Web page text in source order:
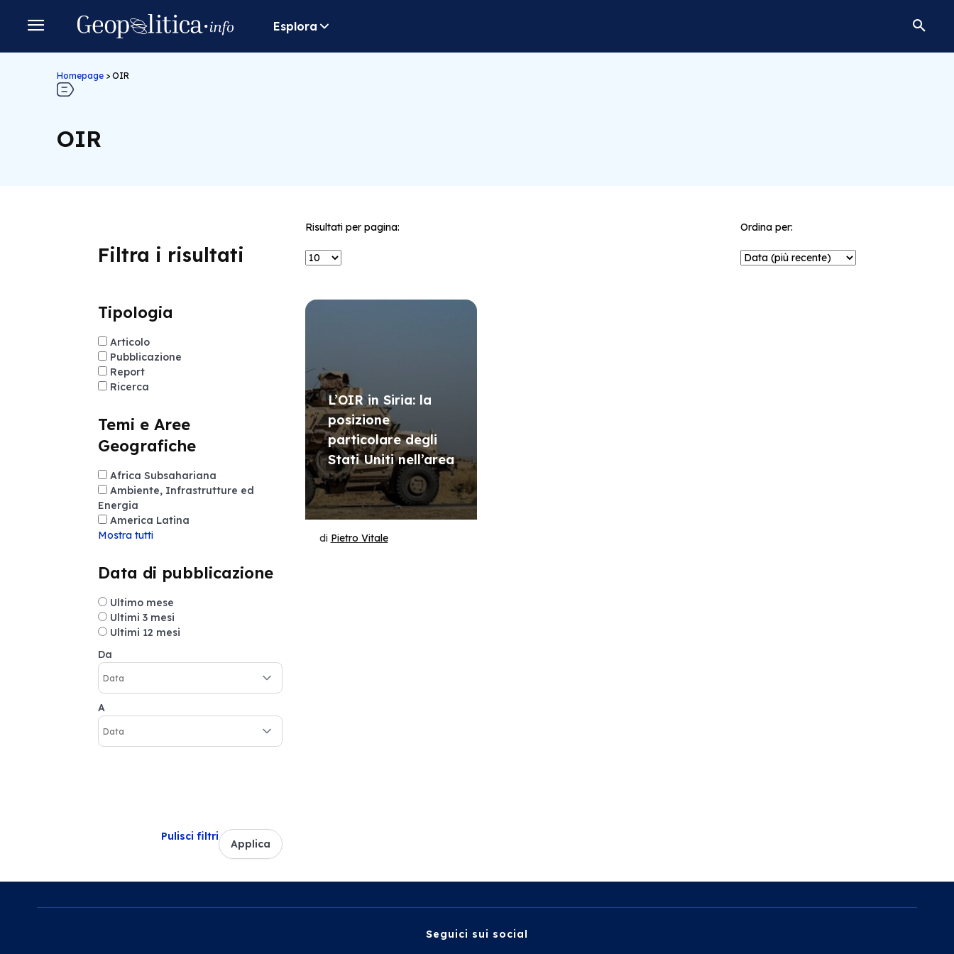
Esplora
Homepage > OIR
OIR
Filtra i risultati
Tipologia
Articolo
Pubblicazione
Report
Ricerca
Temi e Aree
Geografiche
Africa Subsahariana
Ambiente, Infrastrutture ed
Energia
America Latina
Mostra tutti
Data di pubblicazione
Ultimo mese
Ultimi 3 mesi
Ultimi 12 mesi
Da
A
Pulisci filtri
Applica
Risultati per pagina: Ordina per:
L’OIR in Siria: la
posizione
particolare degli
Stati Uniti nell’area
di Pietro Vitale
Seguici sui social